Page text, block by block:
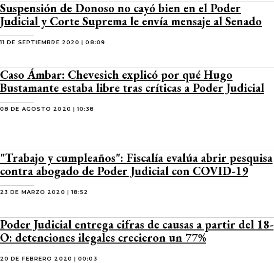
Suspensión de Donoso no cayó bien en el Poder
Judicial y Corte Suprema le envía mensaje al Senado
11 DE SEPTIEMBRE 2020 | 08:09
Caso Ámbar: Chevesich explicó por qué Hugo
Bustamante estaba libre tras críticas a Poder Judicial
08 DE AGOSTO 2020 | 10:38
"Trabajo y cumpleaños": Fiscalía evalúa abrir pesquisa
contra abogado de Poder Judicial con COVID-19
23 DE MARZO 2020 | 18:52
Poder Judicial entrega cifras de causas a partir del 18-
O: detenciones ilegales crecieron un 77%
20 DE FEBRERO 2020 | 00:03